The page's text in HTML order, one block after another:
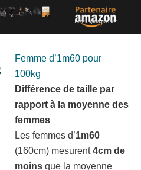
Liens sponsorisés
Femme d’1m60 pour
100kg
Différence de taille par
rapport à la moyenne des
femmes
Les femmes d’1m60
(160cm) mesurent4cm de
moins que la moyenne